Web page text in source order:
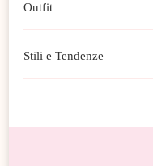
Outfit
Stili e Tendenze